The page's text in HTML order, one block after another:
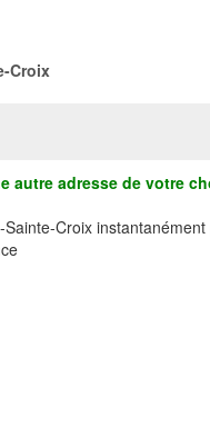
Croix
autre adresse de votre
Croix